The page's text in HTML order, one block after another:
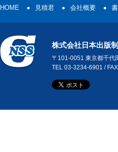
HOME 見積君 会社概要
株式会社日本出版
〒101-0051 東京都千代
TEL 03-3234-6901 /